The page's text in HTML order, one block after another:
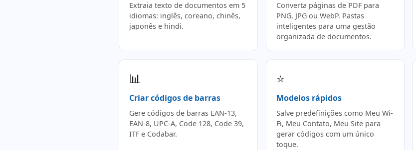
Extraia texto de documentos em 5
idiomas: inglês, coreano, chinês,
japonês e hindi.
Converta páginas de PDF para
PNG, JPG ou WebP. Pastas
inteligentes para uma gestão
organizada de documentos.
📊
Criar códigos de barras
Gere códigos de barras EAN-13,
EAN-8, UPC-A, Code 128, Code 39,
ITF e Codabar.
⭐
Modelos rápidos
Salve predefinições como Meu Wi-
Fi, Meu Contato, Meu Site para
gerar códigos com um único
toque.